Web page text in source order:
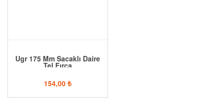
Ugr 175 Mm Sacaklı Daire
Tel Fırça
154,00 ₺